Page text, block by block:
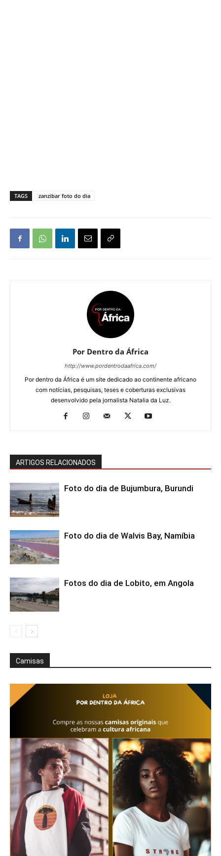
TAGS zanzibar foto do dia
Por Dentro da África
http://www.pordentrodaafrica.com/
Por dentro da África é um site dedicado ao continente africano
com notícias, pesquisas, teses e coberturas exclusivas
desenvolvido pela jornalista Natalia da Luz.
ARTIGOS RELACIONADOS
Foto do dia de Bujumbura, Burundi
Foto do dia de Walvis Bay, Namíbia
Fotos do dia de Lobito, em Angola
Camisas